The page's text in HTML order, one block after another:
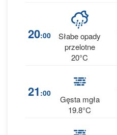
20:00
Słabe opady
przelotne
20°C
21 :00
Gęsta mgła
19.8°C